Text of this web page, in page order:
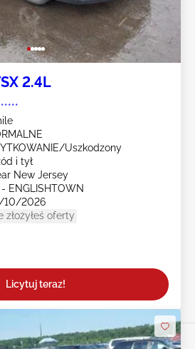
2.4L
Uszkodzony
i tył
New Jersey
- ENGLISHTOWN
10/2026
złożyłeś oferty
Licytuj teraz!